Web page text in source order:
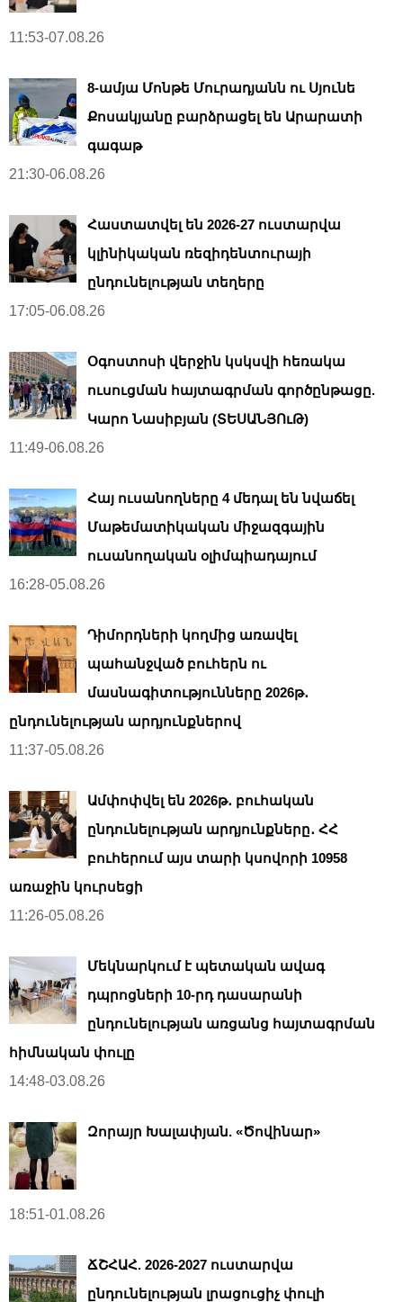
11:53-07.08.26
8-ամյա Մոնթե Մուրադյանն ու Սյունե
Քոսակյանը բարձրացել են Արարատի
գագաթ
21:30-06.08.26
Հաստատվել են 2026-27 ուստարվա
կլինիկական ռեզիդենտուրայի
ընդունելության տեղերը
17:05-06.08.26
Օգոստոսի վերջին կսկսվի հեռակա
ուսուցման հայտագրման գործընթացը.
Կարո Նասիբյան (ՏԵՍԱՆՅՈւԹ)
11:49-06.08.26
Հայ ուսանողները 4 մեդալ են նվաճել
Մաթեմատիկական միջազգային
ուսանողական օլիմպիադայում
16:28-05.08.26
Դիմորդների կողմից առավել
պահանջված բուհերն ու
մասնագիտությունները 2026թ․
ընդունելության արդյունքներով
11:37-05.08.26
Ամփոփվել են 2026թ․ բուհական
ընդունելության արդյունքները․ ՀՀ
բուհերում այս տարի կսովորի 10958
առաջին կուրսեցի
11:26-05.08.26
Մեկնարկում է պետական ավագ
դպրոցների 10-րդ դասարանի
ընդունելության առցանց հայտագրման
հիմնական փուլը
14:48-03.08.26
Զորայր Խալափյան. «Ծովինար»
18:51-01.08.26
ՃՇՀԱՀ. 2026-2027 ուստարվա
ընդունելության լրացուցիչ փուլի